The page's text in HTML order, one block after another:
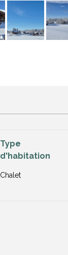
Type
d'habitation
Chalet